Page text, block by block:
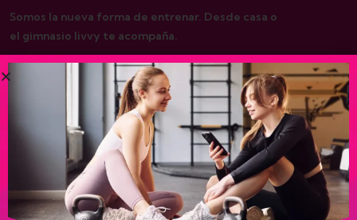
Somos la nueva forma de entrenar. Desde casa o
el gimnasio livvy te acompaña.
De interés
Nosotros
Programas